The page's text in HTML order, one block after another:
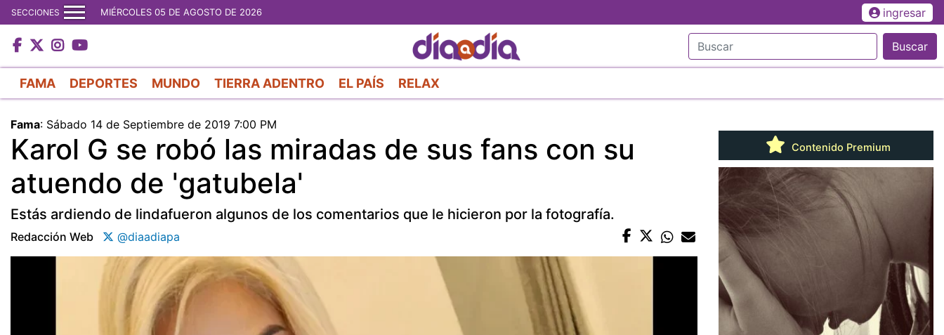
al
contenido
principal
SECCIONES MIÉRCOLES 05 DE AGOSTO DE 2026 ingresar
Buscar
FAMA DEPORTES MUNDO TIERRA ADENTRO EL PAÍS RELAX
Fama: Sábado 14 de Septiembre de 2019 7:00 PM
Karol G se robó las miradas de sus fans con su
atuendo de 'gatubela'
Estás ardiendo de lindafueron algunos de los comentarios que le hicieron por la fotografía.
Redacción Web @diaadiapa
Contenido Premium